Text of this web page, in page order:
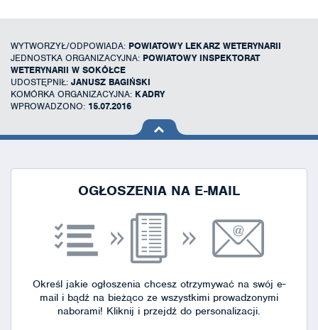
WYTWORZYŁ/ODPOWIADA: POWIATOWY LEKARZ WETERYNARII
JEDNOSTKA ORGANIZACYJNA: POWIATOWY INSPEKTORAT
WETERYNARII W SOKÓŁCE
UDOSTĘPNIŁ: JANUSZ BAGIŃSKI
KOMÓRKA ORGANIZACYJNA: KADRY
WPROWADZONO: 15.07.2016
na górę
OGŁOSZENIA NA E-MAIL
Określ jakie ogłoszenia chcesz otrzymywać na swój e-
mail i bądź na bieżąco ze wszystkimi prowadzonymi
naborami! Kliknij i przejdź do personalizacji.